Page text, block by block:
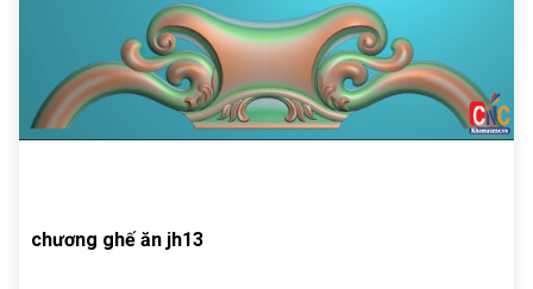
chương ghế ăn jh13